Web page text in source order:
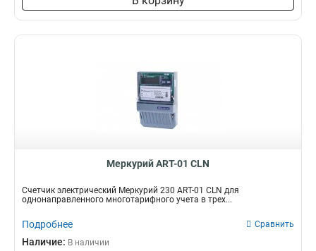
Меркурий АRT-01 СLN
Счетчик электрический Меркурий 230 АRT-01 СLN для
однонаправленного многотарифного учета в трех...
Подробнее Сравнить
Наличие: В наличии